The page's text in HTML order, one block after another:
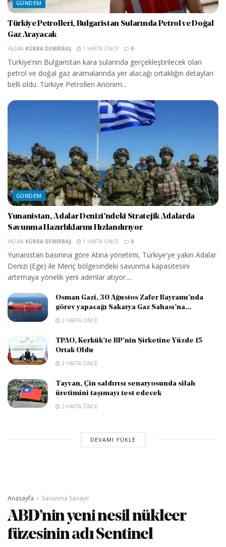
GÜNDEM
Türkiye Petrolleri, Bulgaristan Sularında Petrol ve Doğal
Gaz Arayacak
YAZAN KÜBRA DEMIRBAŞ 1 HAFTA ÖNCE 0
Türkiye’nin Bulgaristan kara sularında gerçekleştirilecek olan
petrol ve doğal gaz aramalarında yer alacağı ortaklığın detayları
belli oldu. Türkiye Petrolleri Anonim...
GÜNDEM
Yunanistan, Adalar Denizi’ndeki Stratejik Adalarda
Savunma Hazırlıklarını Hızlandırıyor
YAZAN KÜBRA DEMIRBAŞ 1 HAFTA ÖNCE 0
Yunanistan basınına göre Atina yönetimi, Türkiye'ye yakın Adalar
Denizi (Ege) ile Meriç bölgesindeki savunma kapasitesini
artırmaya yönelik yeni adımlar atıyor....
Osman Gazi, 30 Ağustos Zafer Bayramı’nda
görev yapacağı Sakarya Gaz Sahası’na...
2 HAFTA ÖNCE
TPAO, Kerkük’te BP’nin Şirketine Yüzde 15
Ortak Oldu
2 HAFTA ÖNCE
Tayvan, Çin saldırısı senaryosunda silah
üretimini taşımayı test edecek
2 HAFTA ÖNCE
DEVAMI YÜKLE
Anasayfa Savunma Sanayii
ABD’nin yeni nesil nükleer
füzesinin adı Sentinel